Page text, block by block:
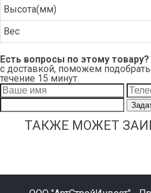
Высота(мм)
Вес
Есть вопросы по этому товару?
с доставкой, поможем
течение 15 минут.
ТАКЖЕ МОЖЕТ